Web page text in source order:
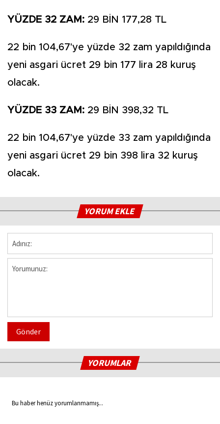
YÜZDE 32 ZAM: 29 BİN 177,28 TL
22 bin 104,67'ye yüzde 32 zam yapıldığında
yeni asgari ücret 29 bin 177 lira 28 kuruş
olacak.
YÜZDE 33 ZAM: 29 BİN 398,32 TL
22 bin 104,67'ye yüzde 33 zam yapıldığında
yeni asgari ücret 29 bin 398 lira 32 kuruş
olacak.
YORUM EKLE
Gönder
YORUMLAR
Bu haber henüz yorumlanmamış...